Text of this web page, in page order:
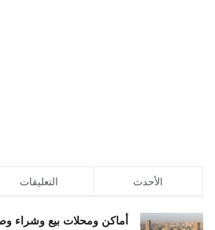
التعليقات الأحدث
أماكن ومحلات بيع وشراء